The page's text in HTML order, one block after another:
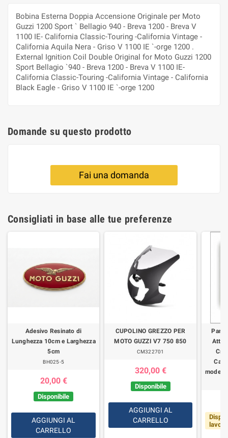
Bobina Esterna Doppia Accensione Originale per Moto
Guzzi 1200 Sport ` Bellagio 940 - Breva 1200 - Breva V
1100 IE- California Classic-Touring -California Vintage -
California Aquila Nera - Griso V 1100 IE `-orge 1200 .
External Ignition Coil Double Original for Moto Guzzi 1200
Sport Bellagio `940 - Breva 1200 - Breva V 1100 IE-
California Classic-Touring -California Vintage - California
Black Eagle - Griso V 1100 IE `-orge 1200
Domande su questo prodotto
Fai una domanda
Consigliati in base alle tue preferenze
Adesivo Resinato di
Lunghezza 10cm e Larghezza
5cm
BH025-5
20,00 €
Disponibile
AGGIUNGI AL
CARRELLO
CUPOLINO GREZZO PER
MOTO GUZZI V7 750 850
CM322701
320,00 €
Disponibile
AGGIUNGI AL
CARRELLO
modelli